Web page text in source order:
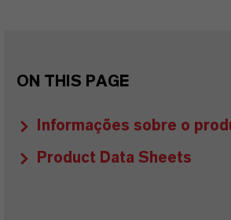
ON THIS PAGE
Informações sobre o
Product Data Sheets